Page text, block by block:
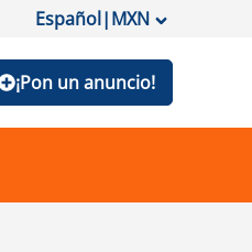
Español|MXN
¡Pon un anuncio!